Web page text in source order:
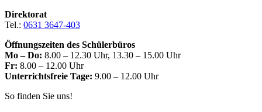
Direktorat
Tel.: 0631 3647-403
Öffnungszeiten des Schülerbüros
Mo – Do: 8.00 – 12.30 Uhr, 13.30 – 15.00 Uhr
Fr: 8.00 – 12.00 Uhr
Unterrichtsfreie Tage: 9.00 – 12.00 Uhr
So finden Sie uns!